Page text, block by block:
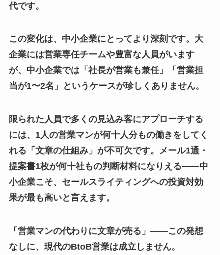
代です。
この変化は、中小企業にとってより深刻です。大
企業には営業専任チームや豊富な人員がいます
が、中小企業では「社長が営業も兼任」「営業担
当が1〜2名」というケースが珍しくありません。
限られた人員で多くの見込み客にアプローチする
には、1人の営業マンが何十人分もの働きをしてく
れる「文章の仕組み」が不可欠です。メール1通・
提案書1枚が何十社もの判断材料になりえる——中
小企業こそ、セールスライティングへの投資対効
果が最も高いと言えます。
「営業マンの代わりに文章が売る」——この発想
なしに、現代のBtoB営業は成立しません。